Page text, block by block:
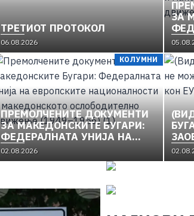
ТРЕТИОТ ПРОТОКОЛ
06.08.2026
ЗА
КОЛУМНИ
ПРЕМОЛЧЕНИТЕ ДОКУМЕНТИ
ЗА МАКЕДОНСКИТЕ БУГАРИ:
ФЕДЕРАЛНАТА УНИЈА НА
ЕВРОПСКИТЕ
НАЦИОНАЛНОСТИ И
ОСЛОБОДИТЕЛНО ДВИЖЕЊЕ
(1949–1956) (1)
02.08.2026
ЕУ